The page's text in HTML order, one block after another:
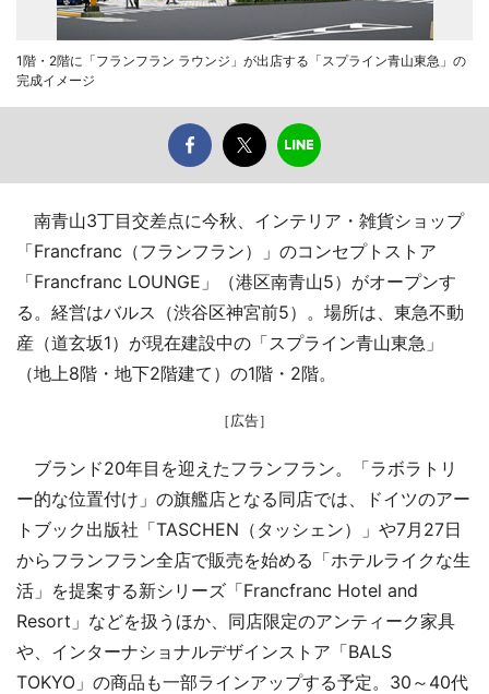
1階・2階に「フランフラン ラウンジ」が出店する「スプライン青山東急」の
完成イメージ
南青山3丁目交差点に今秋、インテリア・雑貨ショップ
「Francfranc（フランフラン）」のコンセプトストア
「Francfranc LOUNGE」（港区南青山5）がオープンす
る。経営はバルス（渋谷区神宮前5）。場所は、東急不動
産（道玄坂1）が現在建設中の「スプライン青山東急」
（地上8階・地下2階建て）の1階・2階。
［広告］
ブランド20年目を迎えたフランフラン。「ラボラトリ
ー的な位置付け」の旗艦店となる同店では、ドイツのアー
トブック出版社「TASCHEN（タッシェン）」や7月27日
からフランフラン全店で販売を始める「ホテルライクな生
活」を提案する新シリーズ「Francfranc Hotel and
Resort」などを扱うほか、同店限定のアンティーク家具
や、インターナショナルデザインストア「BALS
TOKYO」の商品も一部ラインアップする予定。30～40代